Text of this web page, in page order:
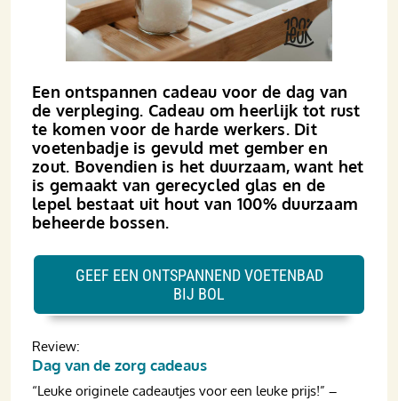
Een ontspannen cadeau voor de dag van
de verpleging. Cadeau om heerlijk tot rust
te komen voor de harde werkers. Dit
voetenbadje is gevuld met gember en
zout. Bovendien is het duurzaam, want het
is gemaakt van gerecycled glas en de
lepel bestaat uit hout van 100% duurzaam
beheerde bossen.
Review:
Dag van de zorg cadeaus
“Leuke originele cadeautjes voor een leuke prijs!” –
GEEF EEN ONTSPANNEND VOETENBAD
BIJ BOL